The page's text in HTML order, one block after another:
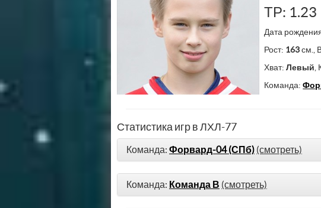
ТР: 1.23
Дата
Рост: 163см.,
Хват:Левый
Команда:
Статистика игр в ЛХЛ-77
Команда: Форвард-04 (СПб) (смотреть)
Команда: Команда В (смотреть)